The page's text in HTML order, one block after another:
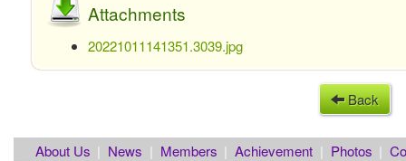
Attachments
20221011141351.3039.jpg
Back
About Us | News | Members | Achievement | Photos |